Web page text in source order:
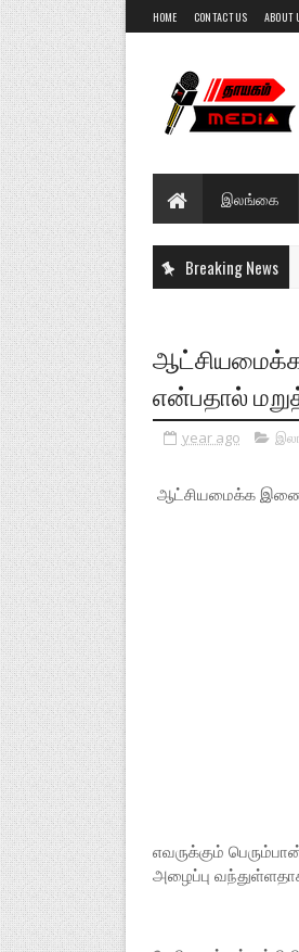
HOME CONTACT US ABOUT
இலங்கை
Breaking News
ஆட்சியமைக்க
என்பதால்
year ago
ஆட்சியமைக்க
எவருக்கும்
அழைப்பு